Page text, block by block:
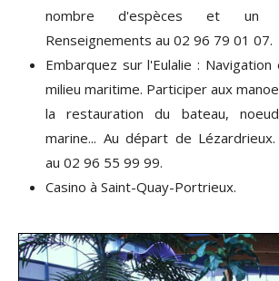
nombre d'espèces et un
Renseignements au 02 96 79 01 07.
Embarquez sur l'Eulalie :
milieu maritime. Participer aux
la restauration du bateau,
marine... Au départ de
au 02 96 55 99 99.
Casino à Saint-Quay-Portrieux.